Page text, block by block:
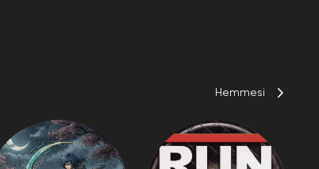
Hemmesi